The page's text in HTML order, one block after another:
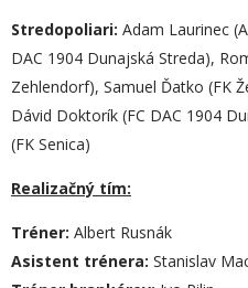
Stredopoliari: Adam Laurinec
DAC 1904 Dunajská Streda),
Zehlendorf), Samuel Ďatko (FK
Dávid Doktorík (FC DAC 1904
(FK Senica)
Realizačný tím:
Tréner: Albert Rusnák
Asistent trénera: Stanislav